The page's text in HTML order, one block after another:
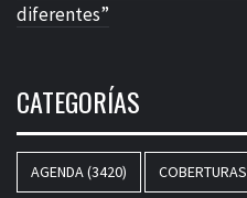
diferentes”
CATEGORÍAS
AGENDA(3420) COBERTURAS